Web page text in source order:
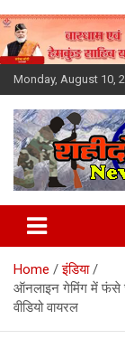
Skip
to
content
Monday, August 10,
Latest
News,
Hindi
Home
इंडिया
ऑनलाइन गेमिंग में फंसे
वीडियो वायरल